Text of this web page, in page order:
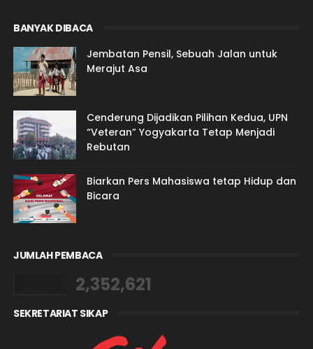
BANYAK DIBACA
Jembatan Pensil, Sebuah Jalan untuk
Merajut Asa
Cenderung Dijadikan Pilihan Kedua, UPN
“Veteran” Yogyakarta Tetap Menjadi
Rebutan
Biarkan Pers Mahasiswa tetap Hidup dan
Bicara
JUMLAH PEMBACA
2,352,621
SEKRETARIAT SIKAP